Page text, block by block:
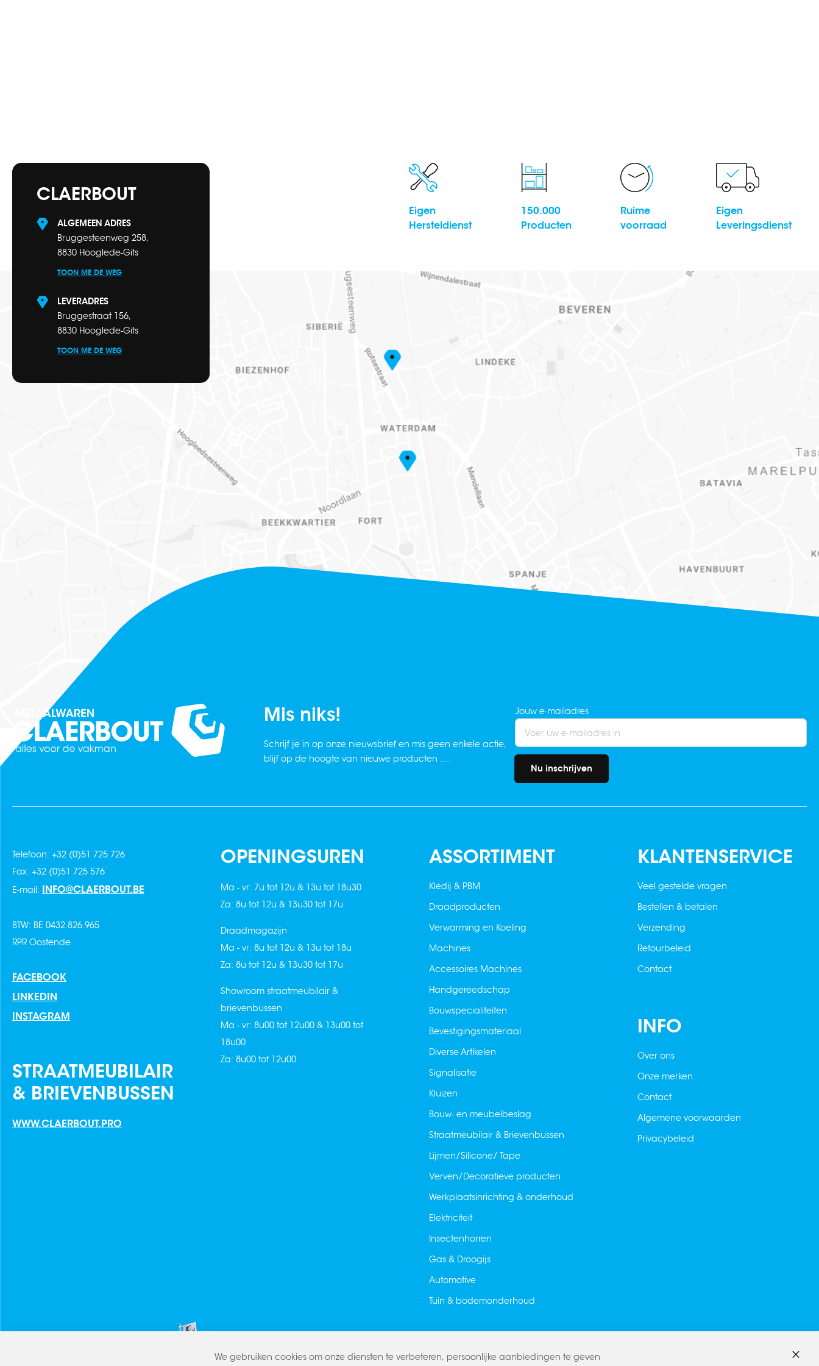
CLAERBOUT
ALGEMEEN ADRES
Bruggesteenweg 258,
8830 Hooglede-Gits
TOON ME DE WEG
LEVERADRES
Bruggestraat 156,
8830 Hooglede-Gits
TOON ME DE WEG
Eigen
Hersteldienst
150.000
Producten
Ruime
voorraad
Eigen
Leveringsdienst
Mis niks!
Schrijf je in op onze nieuwsbrief en mis geen enkele actie,
blijf op de hoogte van nieuwe producten ….
Jouw e-mailadres
Nu inschrijven
Telefoon: +32 (0)51 725 726
Fax: +32 (0)51 725 576
E-mail: INFO@CLAERBOUT.BE
BTW: BE 0432.826.965
RPR Oostende
FACEBOOK
LINKEDIN
INSTAGRAM
STRAATMEUBILAIR
& BRIEVENBUSSEN
WWW.CLAERBOUT.PRO
OPENINGSUREN
Ma - vr: 7u tot 12u & 13u tot 18u30
Za: 8u tot 12u & 13u30 tot 17u
Draadmagazijn
Ma - vr: 8u tot 12u & 13u tot 18u
Za: 8u tot 12u & 13u30 tot 17u
Showroom straatmeubilair &
brievenbussen
Ma - vr: 8u00 tot 12u00 & 13u00 tot
18u00
Za: 8u00 tot 12u00
ASSORTIMENT
Kledij & PBM
Draadproducten
Verwarming en Koeling
Machines
Accessoires Machines
Handgereedschap
Bouwspecialiteiten
Bevestigingsmateriaal
Diverse Artikelen
Signalisatie
Kluizen
Bouw- en meubelbeslag
Straatmeubilair & Brievenbussen
Lijmen/Silicone/ Tape
Verven/Decoratieve producten
Werkplaatsinrichting & onderhoud
Elektriciteit
Insectenhorren
Gas & Droogijs
Automotive
Tuin & bodemonderhoud
KLANTENSERVICE
Veel gestelde vragen
Bestellen & betalen
Verzending
Retourbeleid
Contact
INFO
Over ons
Onze merken
Contact
Algemene voorwaarden
Privacybeleid
We gebruiken cookies om onze diensten te verbeteren, persoonlijke aanbiedingen te geven